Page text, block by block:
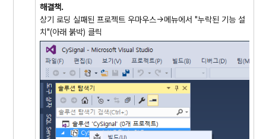
해결책.
상기 로딩 실패된 프로젝트 우마우스->메뉴에서 "누락된 기능 설
치"(아래 붉박) 클릭